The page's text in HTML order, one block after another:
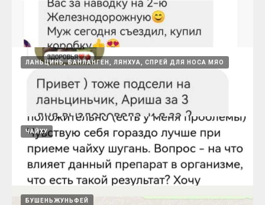
Лундань и мазь МЯО
15.08.2024
Ланьцинь при отитах и гайморитах
15.08.2024
Ланьцинь при болях в горле, кашле,
температуре
ЛАНЬЦИНЬ, БАНЛАНГЕН, ЛЯНХУА, СПРЕЙ ДЛЯ НОСА МЯО
ЧАЙХУ
БУШЕНЬЖУНЬФЕЙ